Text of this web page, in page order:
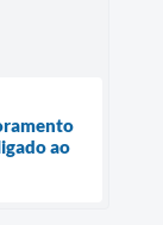
ao